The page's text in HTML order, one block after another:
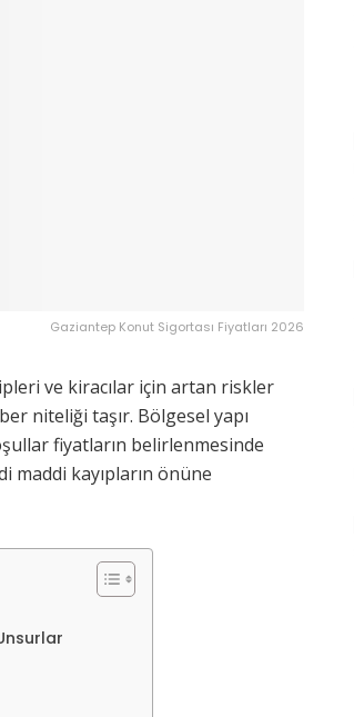
Gaziantep Konut Sigortası Fiyatları 2026
ve kiracılar için artan riskler
niteliği taşır. Bölgesel yapı
fiyatların belirlenmesinde
kayıpların önüne